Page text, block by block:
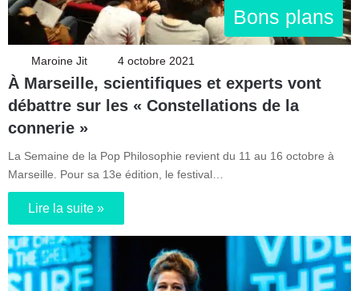
Bons plans
Maroine Jit 4 octobre 2021
À Marseille, scientifiques et experts vont
débattre sur les « Constellations de la
connerie »
La Semaine de la Pop Philosophie revient du 11 au 16 octobre à
Marseille. Pour sa 13e édition, le festival…
Lire la suite »